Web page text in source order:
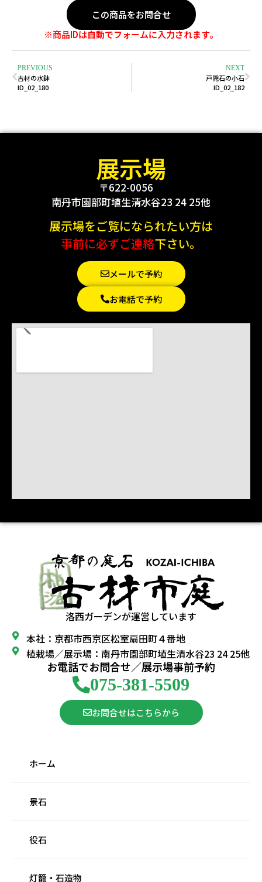
この商品をお問合せ
※商品IDは自動でフォームに入力されます。
PREVIOUS
古材の水鉢
ID_02_180
NEXT
戸隠石の小石
ID_02_182
展示場
〒622-0056
南丹市園部町埴生清水谷23 24 25他
展示場をご覧になられたい方は
事前に必ずご連絡下さい。
メールで予約
お電話で予約
洛西ガーデンが運営しています
本社：京都市西京区松室扇田町４番地
植栽場／展示場：南丹市園部町埴生清水谷23 24 25他
お電話でお問合せ／展示場事前予約
075-381-5509
お問合せはこちらから
ホーム
景石
役石
灯籠・石造物